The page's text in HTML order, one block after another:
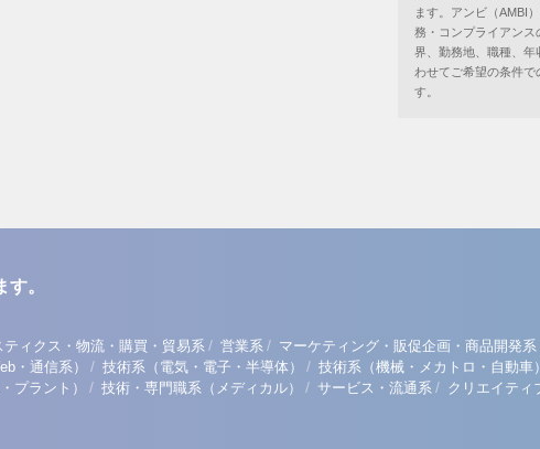
ます。アンビ（AMBI
務・コンプライアンス
界、勤務地、職種、年
わせてご希望の条件で
す。
。
ティクス・物流・購買・貿易系 / 営業系 / マーケティング・販促企画・商品開発系
・通信系） / 技術系（電気・電子・半導体） / 技術系（機械・メカトロ・自動車）
プラント） / 技術・専門職系（メディカル） / サービス・流通系 / クリエイティ